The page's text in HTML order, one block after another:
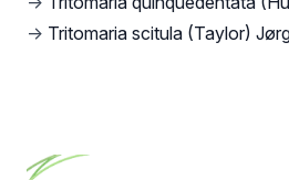
→ Tritomaria scitula (Taylor)